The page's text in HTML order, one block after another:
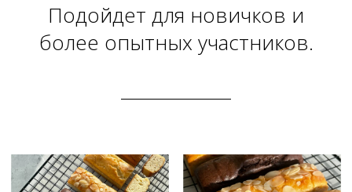
Подойдет для новичков и
более опытных участников.